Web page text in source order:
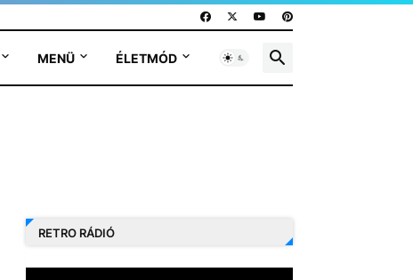
MENÜ ÉLETMÓD
RETRO RÁDIÓ